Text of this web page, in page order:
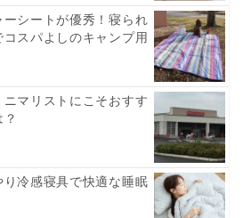
ーシートが優秀！寝られ
スパよしのキャンプ用
ニマリストにこそおすす
り冷感寝具で快適な睡眠